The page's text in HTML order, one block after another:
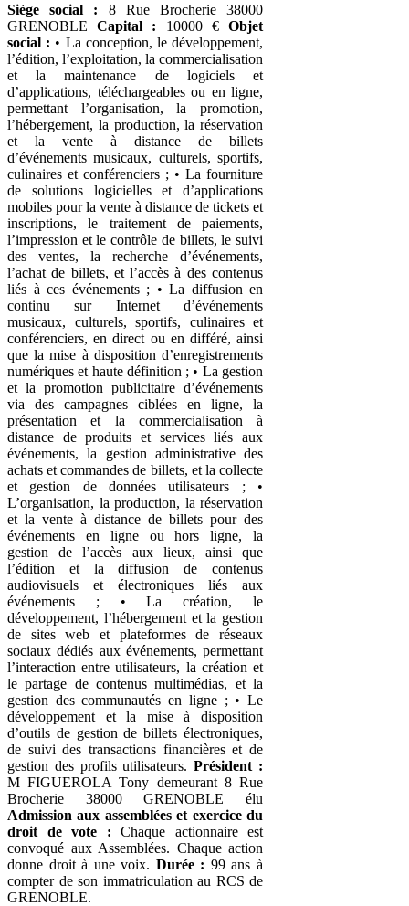
Siège social : 8 Rue Brocherie 38000
GRENOBLECapital : 10000 €Objet
social : • La conception, le développement,
l’édition, l’exploitation, la commercialisation
et la maintenance de logiciels et
d’applications, téléchargeables ou en ligne,
permettant l’organisation, la promotion,
l’hébergement, la production, la réservation
et la vente à distance de billets
d’événements musicaux, culturels, sportifs,
culinaires et conférenciers ; • La fourniture
de solutions logicielles et d’applications
mobiles pour la vente à distance de tickets et
inscriptions, le traitement de paiements,
l’impression et le contrôle de billets, le suivi
des ventes, la recherche d’événements,
l’achat de billets, et l’accès à des contenus
liés à ces événements ; • La diffusion en
continu sur Internet d’événements
musicaux, culturels, sportifs, culinaires et
conférenciers, en direct ou en différé, ainsi
que la mise à disposition d’enregistrements
numériques et haute définition ; • La gestion
et la promotion publicitaire d’événements
via des campagnes ciblées en ligne, la
présentation et la commercialisation à
distance de produits et services liés aux
événements, la gestion administrative des
achats et commandes de billets, et la collecte
et gestion de données utilisateurs ; •
L’organisation, la production, la réservation
et la vente à distance de billets pour des
événements en ligne ou hors ligne, la
gestion de l’accès aux lieux, ainsi que
l’édition et la diffusion de contenus
audiovisuels et électroniques liés aux
événements ; • La création, le
développement, l’hébergement et la gestion
de sites web et plateformes de réseaux
sociaux dédiés aux événements, permettant
l’interaction entre utilisateurs, la création et
le partage de contenus multimédias, et la
gestion des communautés en ligne ; • Le
développement et la mise à disposition
d’outils de gestion de billets électroniques,
de suivi des transactions financières et de
gestion des profils utilisateurs.Président :
M FIGUEROLA Tony demeurant 8 Rue
Brocherie 38000 GRENOBLE élu
Admission aux assemblées et exercice du
droit de vote : Chaque actionnaire est
convoqué aux Assemblées. Chaque action
donne droit à une voix. Durée : 99 ans à
compter de son immatriculation au RCS de
GRENOBLE.